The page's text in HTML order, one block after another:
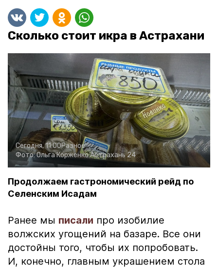
Сколько стоит икра в Астрахани
Сегодня, 11:00Разное
Фото:Ольга КорженкоАстрахань 24
Продолжаем гастрономический рейд по
Селенским Исадам
Ранее мы писали про изобилие
волжских угощений на базаре. Все они
достойны того, чтобы их попробовать.
И, конечно, главным украшением стола